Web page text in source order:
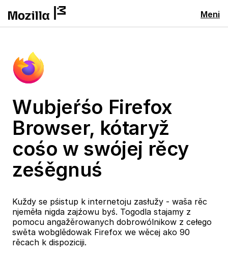
Meni
Wubjeŕśo Firefox
Browser, kótaryž
cośo w swójej rěcy
ześěgnuś
Kuždy se pśistup k internetoju zasłužy - waša rěc
njeměła nigda zajźowu byś. Togodla stajamy z
pomocu angažěrowanych dobrowólnikow z cełego
swěta wobglědowak Firefox we wěcej ako 90
rěcach k dispoziciji.